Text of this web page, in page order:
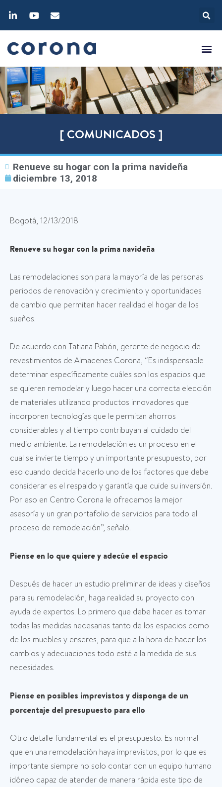
[ COMUNICADOS ]
Renueve su hogar con la prima navideña
diciembre 13, 2018
Bogotá, 12/13/2018
Renueve su hogar con la prima navideña
Las remodelaciones son para la mayoría de las personas
periodos de renovación y crecimiento y oportunidades
de cambio que permiten hacer realidad el hogar de los
sueños.
De acuerdo con Tatiana Pabón, gerente de negocio de
revestimientos de Almacenes Corona, “Es indispensable
determinar específicamente cuáles son los espacios que
se quieren remodelar y luego hacer una correcta elección
de materiales utilizando productos innovadores que
incorporen tecnologías que le permitan ahorros
considerables y al tiempo contribuyan al cuidado del
medio ambiente. La remodelación es un proceso en el
cual se invierte tiempo y un importante presupuesto, por
eso cuando decida hacerlo uno de los factores que debe
considerar es el respaldo y garantía que cuide su inversión.
Por eso en Centro Corona le ofrecemos la mejor
asesoría y un gran portafolio de servicios para todo el
proceso de remodelación”, señaló.
Piense en lo que quiere y adecúe el espacio
Después de hacer un estudio preliminar de ideas y diseños
para su remodelación, haga realidad su proyecto con
ayuda de expertos. Lo primero que debe hacer es tomar
todas las medidas necesarias tanto de los espacios como
de los muebles y enseres, para que a la hora de hacer los
cambios y adecuaciones todo esté a la medida de sus
necesidades.
Piense en posibles imprevistos y disponga de un
porcentaje del presupuesto para ello
Otro detalle fundamental es el presupuesto. Es normal
que en una remodelación haya imprevistos, por lo que es
importante siempre no solo contar con un equipo humano
idóneo capaz de atender de manera rápida este tipo de